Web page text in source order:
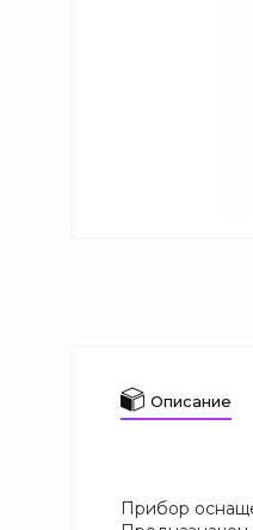
Описание
Прибор